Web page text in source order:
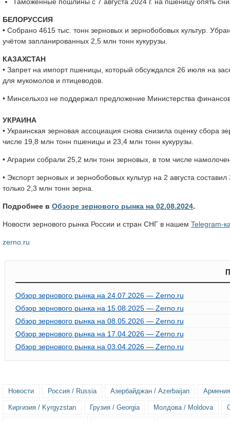
БЕЛОРУССИЯ
• Собрано 4615 тыс. тонн зерновых и зернобобовых культур.
учётом запланированных 2,5 млн тонн кукурузы.
КАЗАХСТАН
• Запрет на импорт пшеницы, который обсуждался 26 июля на
для мукомолов и птицеводов.
• Минсельхоз не поддержал предложение Министерства
УКРАИНА
• Украинская зерновая ассоциация снова снизила оценку сбора
числе 19,8 млн тонн пшеницы и 23,4 млн тонн кукурузы.
• Аграрии собрали 25,2 млн тонн зерновых, в том числе
• Экспорт зерновых и зернобобовых культур на 2 августа
только 2,3 млн тонн зерна.
Подробнее в Обзоре зернового рынка на 02.08.2024.
Новости зернового рынка России и стран СНГ в нашем Telegram-
zerno.ru
Обзор зернового рынка на 24.07.2026 — Zerno.ru
Обзор зернового рынка на 15.08.2025 — Zerno.ru
Обзор зернового рынка на 08.05.2026 — Zerno.ru
Обзор зернового рынка на 17.04.2026 — Zerno.ru
Обзор зернового рынка на 03.04.2026 — Zerno.ru
Новости Россия / Russia Азербайджан / Azerbaijan
Киргизия / Kyrgyzstan Грузия / Georgia Молдова / Moldova